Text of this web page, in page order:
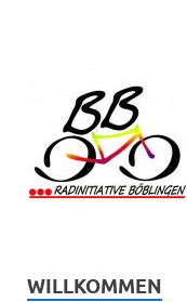
WILLKOMMEN